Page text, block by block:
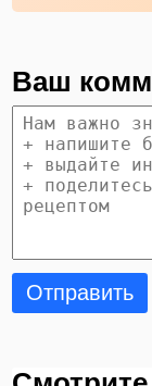
Ваш
Отправить